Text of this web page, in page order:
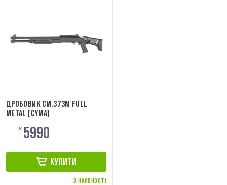
ДРОБОВИК CM.373M FULL
METAL [CYMA]
₴ 5990
КУПИТИ
В НАЯВНОСТІ